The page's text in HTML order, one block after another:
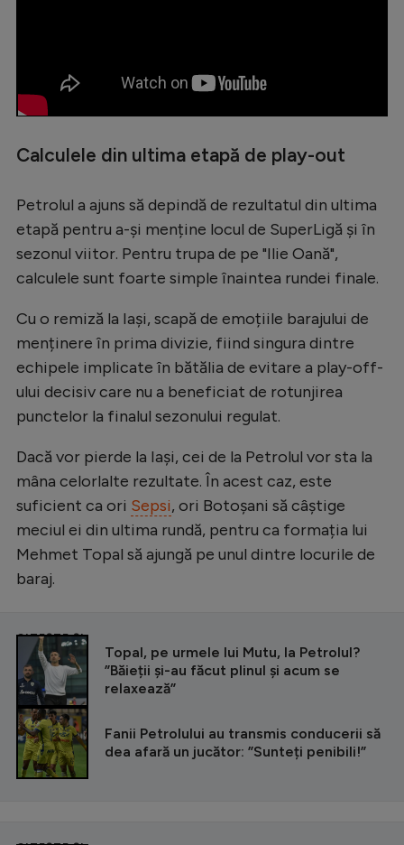
Calculele din ultima etapă de play-out
Petrolul a ajuns să depindă de rezultatul din ultima
etapă pentru a-și menține locul de SuperLigă și în
sezonul viitor. Pentru trupa de pe "Ilie Oană",
calculele sunt foarte simple înaintea rundei finale.
Cu o remiză la Iași, scapă de emoțiile barajului de
menținere în prima divizie, fiind singura dintre
echipele implicate în bătălia de evitare a play-off-
ului decisiv care nu a beneficiat de rotunjirea
punctelor la finalul sezonului regulat.
Dacă vor pierde la Iași, cei de la Petrolul vor sta la
mâna celorlalte rezultate. În acest caz, este
suficient ca ori Sepsi, ori Botoșani să câștige
meciul ei din ultima rundă, pentru ca formația lui
Mehmet Topal să ajungă pe unul dintre locurile de
baraj.
CITEȘTE ȘI
Topal, pe urmele lui Mutu, la Petrolul?
”Băieții și-au făcut plinul și acum se
relaxează”
Fanii Petrolului au transmis conducerii să
dea afară un jucător: ”Sunteți penibili!”